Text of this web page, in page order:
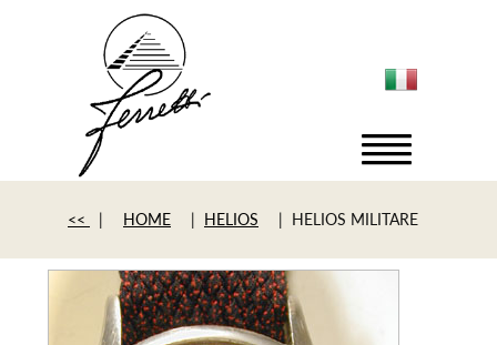
<< | HOME | HELIOS | HELIOS MILITARE